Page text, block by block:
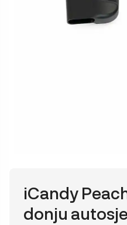
iCandy
donju